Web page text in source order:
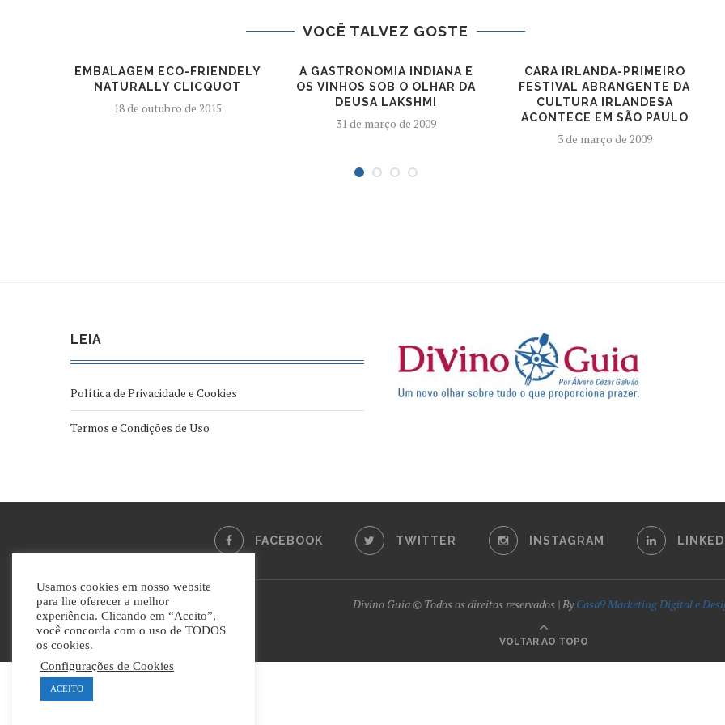
VOCÊ TALVEZ GOSTE
EMBALAGEM ECO-FRIENDELY
NATURALLY CLICQUOT
18 de outubro de 2015
A GASTRONOMIA INDIANA E
OS VINHOS SOB O OLHAR DA
DEUSA LAKSHMI
31 de março de 2009
CARA IRLANDA-PRIMEIRO
FESTIVAL ABRANGENTE DA
CULTURA IRLANDESA
ACONTECE EM SÃO PAULO
3 de março de 2009
LEIA
Política de Privacidade e Cookies
Termos e Condições de Uso
FACEBOOK TWITTER INSTAGRAM
Divino Guia © Todos os direitos reservados | ByCasa9 Marketing Digital e
VOLTAR AO TOPO
Usamos cookies em nosso website
para lhe oferecer a melhor
experiência. Clicando em “Aceito”,
você concorda com o uso de TODOS
os cookies.
Configurações de Cookies
ACEITO